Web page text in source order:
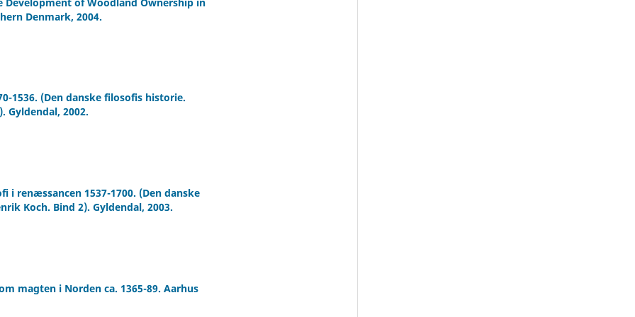
Denmark, 2004.
1536. (Den danske filosofis historie.
Gyldendal, 2002.
i renæssancen 1537-1700. (Den danske
Koch. Bind 2). Gyldendal, 2003.
magten i Norden ca. 1365-89. Aarhus